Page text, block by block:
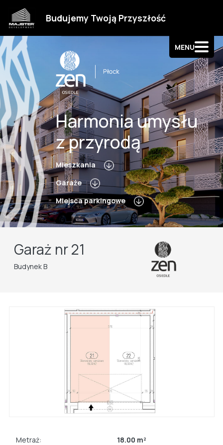
Budujemy Twoją Przyszłość
MENU
Kontakt
Harmonia umysłu
z przyrodą
Mieszkania
Garaże
Miejsca parkingowe
Garaż nr 21
Budynek B
Metraż: 18.00 m²